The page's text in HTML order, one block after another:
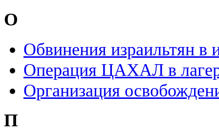
О
Обвинения израильтян в
Операция ЦАХАЛ в
Организация
П